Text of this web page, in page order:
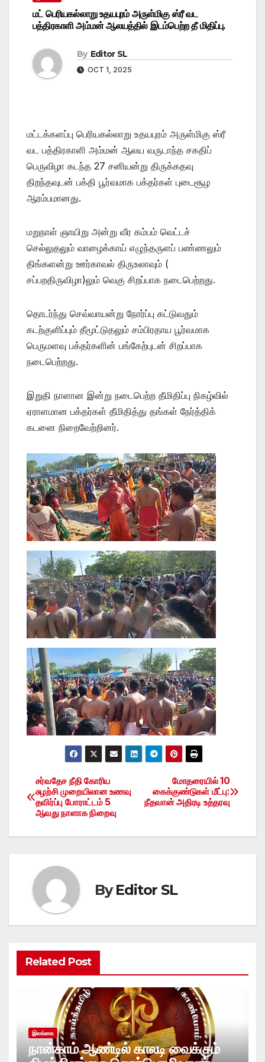
மட் பெரியகல்லாறு உதயபுரம் அருள்மிகு ஸ்ரீ வட
பத்திரகாளி அம்மன் ஆலயத்தில் இடம்பெற்ற தீ மிதிப்பு.
By Editor SL
OCT 1, 2025
மட்டக்களப்பு பெரியகல்லாறு உதயபுரம் அருள்மிகு ஸ்ரீ
வட பத்திரகாளி அம்மன் ஆலய வருடாந்த சகதிப்
பெருவிழா கடந்த 27 சனியன்று திருக்கதவு
திறந்தவுடன் பக்தி பூர்வமாக பக்தர்கள் புடைசூழ
ஆரம்பமானது.
மறுநாள் ஞாயிறு அன்று வீர கம்பம் வெட்டச்
செல்லுதலும் வாழைக்காய் எழுந்தருளப் பண்ணலும்
திங்களன்று ஊர்காவல் திருஉலாவும் (
சப்பறதிருவிழா)லும் வெகு சிறப்பாக நடைபெற்றது.
தொடர்ந்து செவ்வாயன்று நோர்ப்பு கட்டுவதும்
கடற்குளிப்பும் தீமூட்டுதலும் சம்பிரதாய பூர்வமாக
பெருமளவு பக்தர்களின் பங்கேற்புடன் சிறப்பாக
நடைபெற்றது.
இறுதி நாளான இன்று நடைபெற்ற தீமிதிப்பு நிகழ்வில்
ஏராளமான பக்தர்கள் தீமிதித்து தங்கள் நேர்த்திக்
கடனை நிறைவேற்றினர்.
Post
navigation
மோதரையில் 10
கைக்குண்டுகள் மீட்பு:
நீதவான் அதிரடி உத்தரவு
சர்வதேச நீதி கோரிய
சுழற்சி முறையிலான உணவு
தவிர்ப்பு போராட்டம் 5
ஆவது நாளாக நிறைவு
ByEditor SL
Related Post
இலங்கை
நான்காம் ஆண்டில் காலடி வைக்கும்